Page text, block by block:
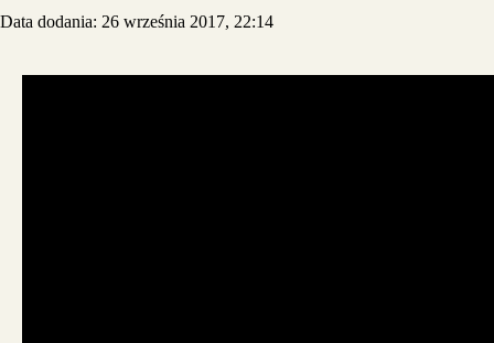
Data dodania: 26 września 2017, 22:14